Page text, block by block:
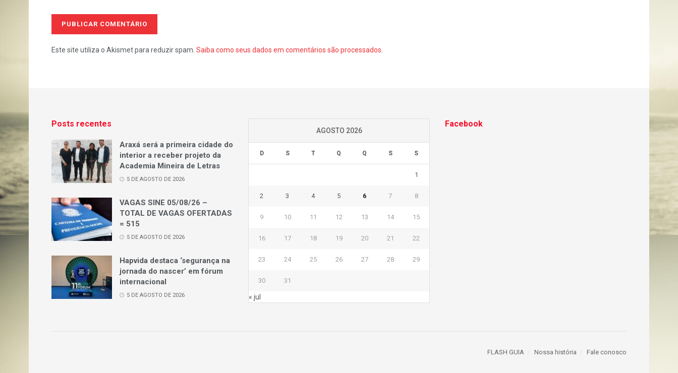
Este site utiliza o Akismet para reduzir spam. Saiba como seus dados em comentários são processados.
Posts recentes
Araxá será a primeira cidade do
interior a receber projeto da
Academia Mineira de Letras
5 DE AGOSTO DE 2026
VAGAS SINE 05/08/26 –
TOTAL DE VAGAS OFERTADAS
= 515
5 DE AGOSTO DE 2026
Hapvida destaca ‘segurança na
jornada do nascer’ em fórum
internacional
5 DE AGOSTO DE 2026
AGOSTO 2026
D S T Q Q S S
1
2 3 4 5 6 7 8
9 10 11 12 13 14 15
16 17 18 19 20 21 22
23 24 25 26 27 28 29
30 31
« jul
Facebook
FLASH GUIA Nossa história Fale conosco